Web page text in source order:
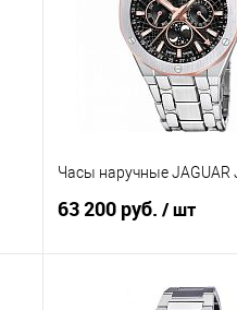
Часы наручные
63 200 руб. / шт
В корзину